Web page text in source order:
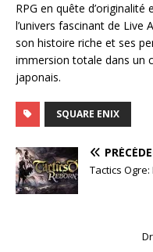
RPG en quête
l’univers fascinant de Live
son histoire riche et ses
immersion totale dans un
japonais.
SQUARE ENIX
Tactics